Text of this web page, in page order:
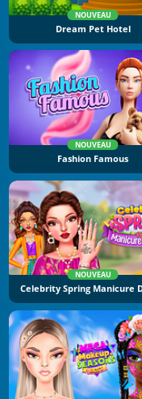
NOUVEAU
Dream Pet Hotel
NOUVEAU
Fashion Famous
NOUVEAU
Celebrity Spring Manicure